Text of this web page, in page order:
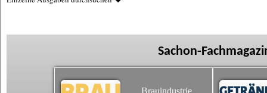
Sachon-
Brauindustrie